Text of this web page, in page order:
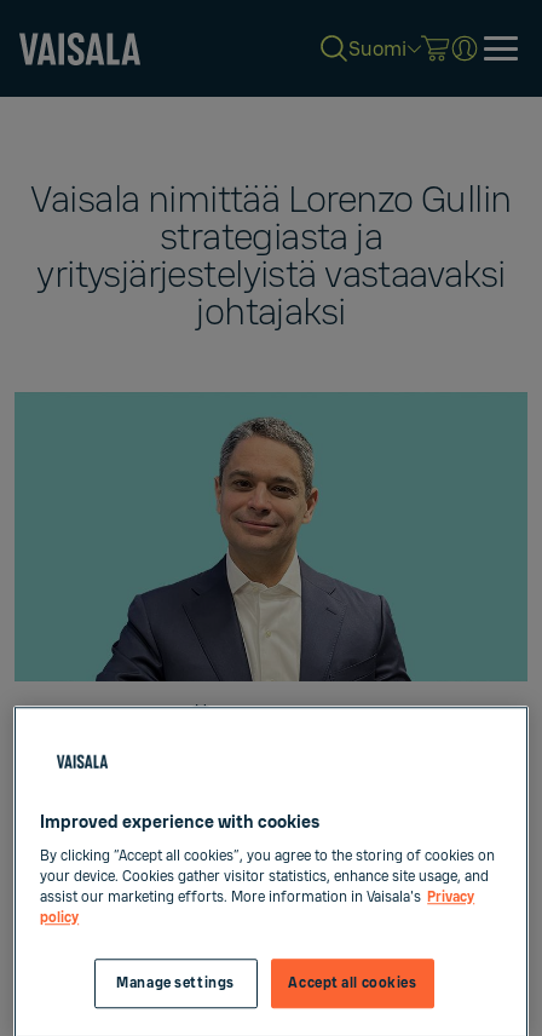
Suomi
Vaisala nimittää Lorenzo Gullin
strategiasta ja
yritysjärjestelyistä vastaavaksi
johtajaksi
Julkaistu:19. Joulu
Lehdistötiedotteet
Vaisala
Lehdistötiedote
19.12.2024
Improved experience with cookies
By clicking “Accept all cookies”, you agree to the storing of cookies on
your device. Cookies gather visitor statistics, enhance site usage, and
assist our marketing efforts. More information in Vaisala's Privacy
policy
Accept all cookies
Manage settings